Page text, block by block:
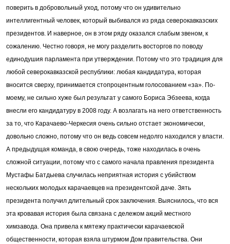
поверить в добровольный уход, потому что он удивительно
интеллигентный человек, который выбивался из ряда северокавказских
президентов. И наверное, он в этом ряду оказался слабым звеном, к
сожалению. Честно говоря, не могу разделить восторгов по поводу
единодушия парламента при утверждении. Потому что это традиция для
любой северокавказской республики: любая кандидатура, которая
вносится сверху, принимается стопроцентным голосованием «за». По-
моему, не сильно хуже был результат у самого Бориса Эбзеева, когда
внесли его кандидатуру в 2008 году. А возлагать на него ответственность
за то, что Карачаево-Черкесия очень сильно отстает экономически,
довольно сложно, потому что он ведь совсем недолго находился у власти.
А предыдущая команда, в свою очередь, тоже находилась в очень
сложной ситуации, потому что с самого начала правления президента
Мустафы Батдыева случилась неприятная история с убийством
нескольких молодых карачаевцев на президентской даче. Зять
президента получил длительный срок заключения. Выяснилось, что вся
эта кровавая история была связана с дележом акций местного
химзавода. Она привела к мятежу практически карачаевской
общественности, которая взяла штурмом Дом правительства. Они